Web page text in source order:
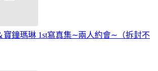
寶鐘瑪琳 1st寫真集∼兩人約會∼（拆封不